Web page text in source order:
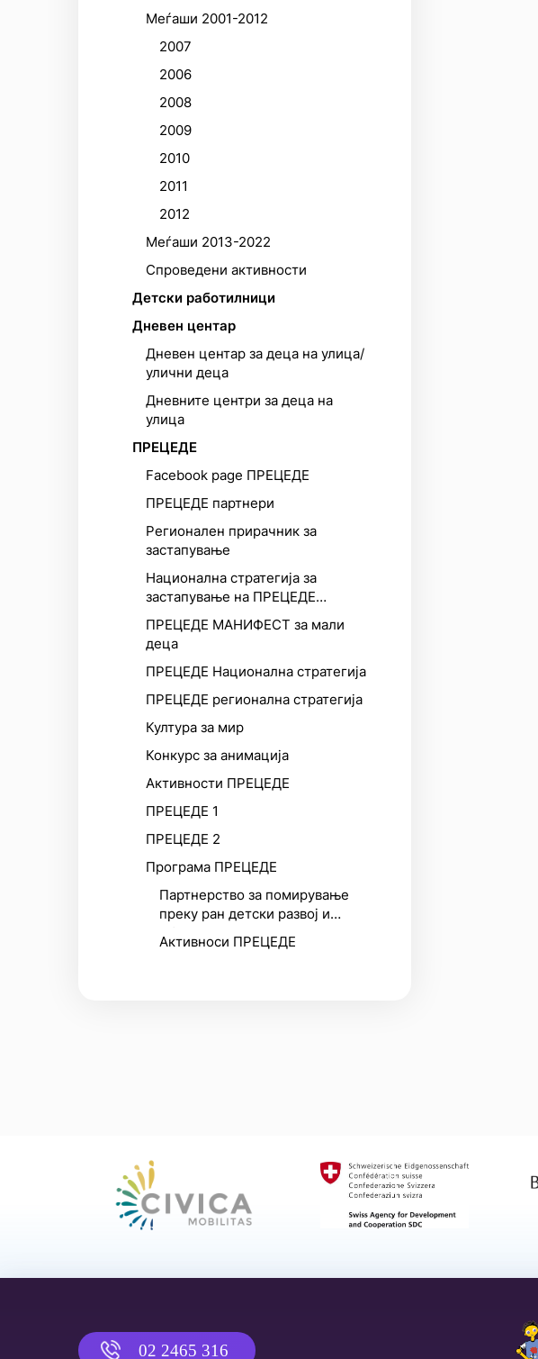
Меѓаши 2001-2012
2007
2006
2008
2009
2010
2011
2012
Меѓаши 2013-2022
Спроведени активности
Детски работилници
Дневен центар
Дневен центар за деца на улица/
улични деца
Дневните центри за деца на
улица
ПРЕЦЕДЕ
Facebook page ПРЕЦЕДЕ
ПРЕЦЕДЕ партнери
Регионален прирачник за
застапување
Национална стратегија за
застапување на ПРЕЦЕДЕ
мрежата
ПРЕЦЕДЕ МАНИФЕСТ за мали
деца
ПРЕЦЕДЕ Национална стратегија
ПРЕЦЕДЕ регионална стратегија
Култура за мир
Конкурс за анимација
Активности ПРЕЦЕДЕ
ПРЕЦЕДЕ 1
ПРЕЦЕДЕ 2
Програма ПРЕЦЕДЕ
Партнерство за помирување
преку ран детски развој и
образование
Активноси ПРЕЦЕДЕ
02 2465 316